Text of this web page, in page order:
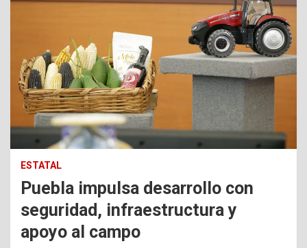
ESTATAL
Puebla impulsa desarrollo con
seguridad, infraestructura y
apoyo al campo